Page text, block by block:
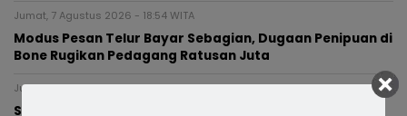
Jumat, 7 Agustus 2026 - 18:54 WITA
Modus Pesan Telur Bayar Sebagian, Dugaan Penipuan di
Bone Rugikan Pedagang Ratusan Juta
Jumat, 7 Agustus 2026 - 18:40 WITA
Satlantas Polres Bone Fasilitasi Santunan Jasa Raharja